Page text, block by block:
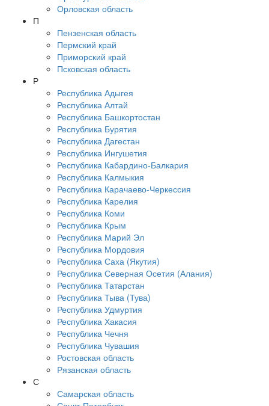
Орловская область
П
Пензенская область
Пермский край
Приморский край
Псковская область
Р
Республика Адыгея
Республика Алтай
Республика Башкортостан
Республика Бурятия
Республика Дагестан
Республика Ингушетия
Республика Кабардино-Балкария
Республика Калмыкия
Республика Карачаево-Черкессия
Республика Карелия
Республика Коми
Республика Крым
Республика Марий Эл
Республика Мордовия
Республика Саха (Якутия)
Республика Северная Осетия (Алания)
Республика Татарстан
Республика Тыва (Тува)
Республика Удмуртия
Республика Хакасия
Республика Чечня
Республика Чувашия
Ростовская область
Рязанская область
С
Самарская область